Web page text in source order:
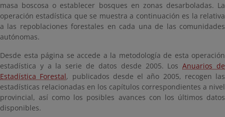
masa boscosa o establecer bosques en zonas desarboladas. La
operación estadística que se muestra a continuación es la relativa
a las repoblaciones forestales en cada una de las comunidades
autónomas.
Desde esta página se accede a la metodología de esta operación
estadística y a la serie de datos desde 2005. LosAnuarios de
Estadística Forestal, publicados desde el año 2005, recogen las
estadísticas relacionadas en los capítulos correspondientes a nivel
provincial, así como los posibles avances con los últimos datos
disponibles.